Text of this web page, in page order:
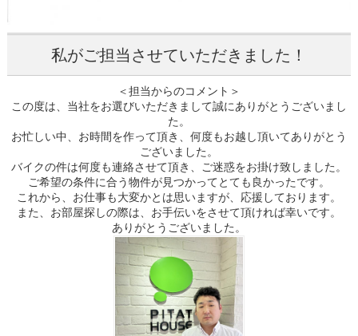
私がご担当させていただきました！
＜担当からのコメント＞
この度は、当社をお選びいただきまして誠にありがとうございまし
た。
お忙しい中、お時間を作って頂き、何度もお越し頂いてありがとう
ございました。
バイクの件は何度も連絡させて頂き、ご迷惑をお掛け致しました。
ご希望の条件に合う物件が見つかってとても良かったです。
これから、お仕事も大変かとは思いますが、応援しております。
また、お部屋探しの際は、お手伝いをさせて頂ければ幸いです。
ありがとうございました。